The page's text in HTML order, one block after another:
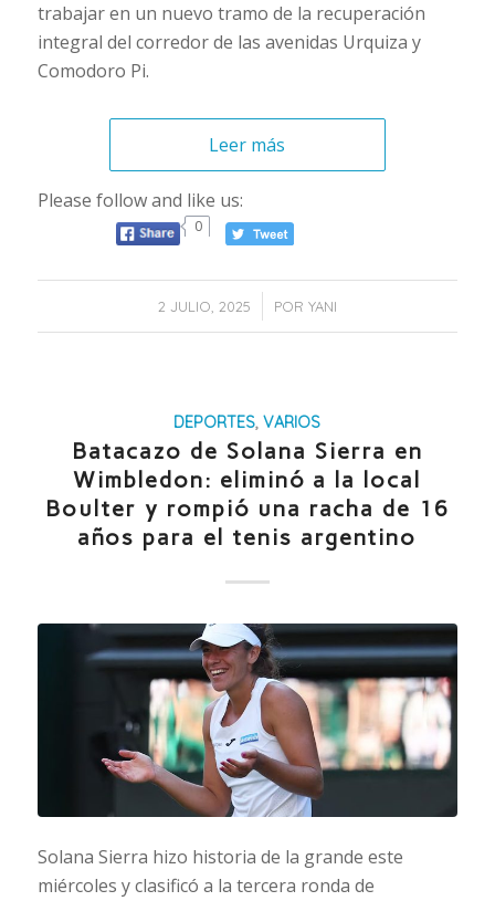
trabajar en un nuevo tramo de la recuperación
integral del corredor de las avenidas Urquiza y
Comodoro Pi.
Leer más
Please follow and like us:
0
2 JULIO, 2025
/ POR YANI
DEPORTES,VARIOS
Batacazo de Solana Sierra en
Wimbledon: eliminó a la local
Boulter y rompió una racha de 16
años para el tenis argentino
Solana Sierra hizo historia de la grande este
miércoles y clasificó a la tercera ronda de